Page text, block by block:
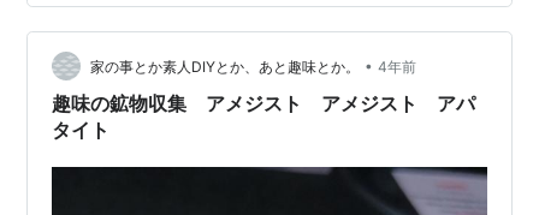
家の事とか素人DIYとか、あと趣味とか。 • 4年前
趣味の鉱物収集 アメジスト アメジスト アパ
タイト